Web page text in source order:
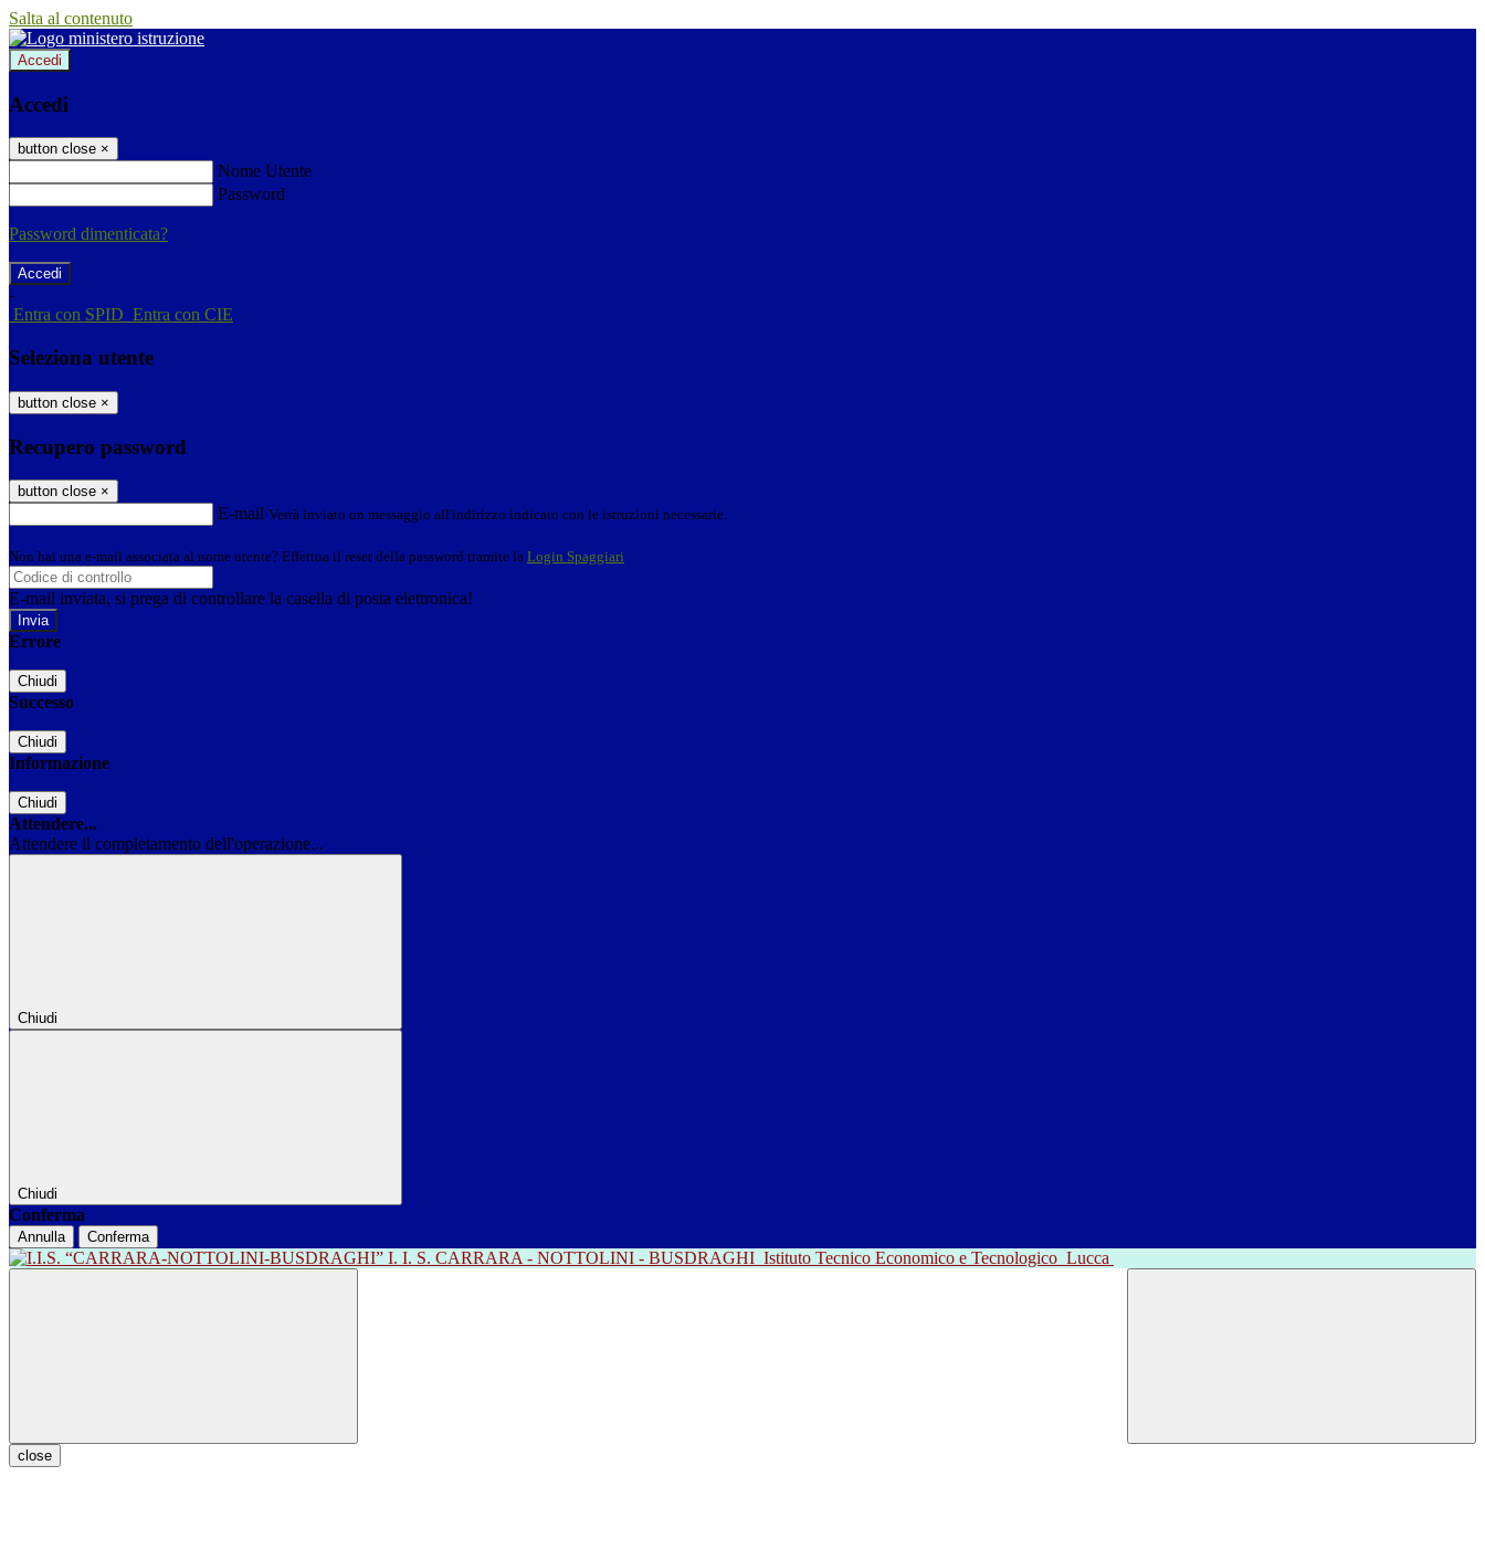
Salta al contenuto
Accedi
Accedi
button close ×
Nome Utente
Password
Password dimenticata?
-
Entra con SPID Entra con CIE
Seleziona utente
button close ×
Recupero password
button close ×
E-mail Verrà inviato un messaggio all'indirizzo indicato con le istruzioni necessarie.
Non hai una e-mail associata al nome utente? Effettua il reset della password tramite la Login Spaggiari
E-mail inviata, si prega di controllare la casella di posta elettronica!
Errore
Chiudi
Successo
Chiudi
Informazione
Chiudi
Attendere...
Attendere il completamento dell'operazione...
Chiudi
Chiudi
Conferma
Annulla Conferma
I. I. S. CARRARA - NOTTOLINI - BUSDRAGHI Istituto Tecnico Economico e Tecnologico Lucca
close